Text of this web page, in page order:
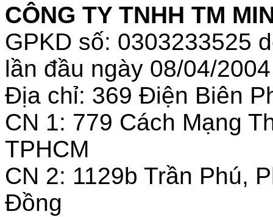
CÔNG TY TNHH TM
GPKD số: 0303233525
lần đầu ngày 08/04/2004
Địa chỉ: 369 Điện Biên
CN 1: 779 Cách Mạng
TPHCM
CN 2: 1129b Trần Phú,
Đồng